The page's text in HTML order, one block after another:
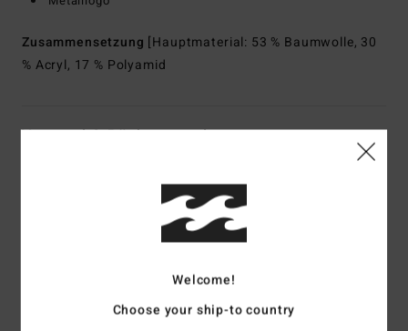
Zusammensetzung [Hauptmaterial: 53 % Baumwolle, 30
% Acryl, 17 % Polyamid
Versand & Rückversand
Kundenbewertungen
Durchschnittliche Bewertung
1.0
Welcome!
Choose your ship-to country